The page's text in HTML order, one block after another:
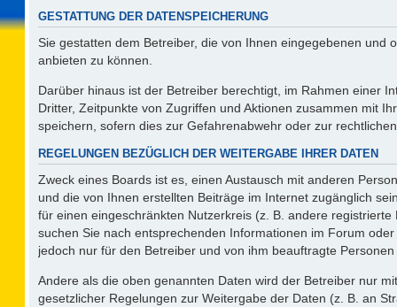
GESTATTUNG DER DATENSPEICHERUNG
Sie gestatten dem Betreiber, die von Ihnen eingegebenen
anbieten zu können.
Darüber hinaus ist der Betreiber berechtigt, im Rahmen einer
Dritter, Zeitpunkte von Zugriffen und Aktionen zusammen mit
speichern, sofern dies zur Gefahrenabwehr oder zur
REGELUNGEN BEZÜGLICH DER WEITERGABE IHRER DATEN
Zweck eines Boards ist es, einen Austausch mit anderen
und die von Ihnen erstellten Beiträge im Internet zugänglich
für einen eingeschränkten Nutzerkreis (z. B. andere
suchen Sie nach entsprechenden Informationen im Forum
jedoch nur für den Betreiber und von ihm beauftragte
Andere als die oben genannten Daten wird der Betreiber nur
gesetzlicher Regelungen zur Weitergabe der Daten (z. B. an